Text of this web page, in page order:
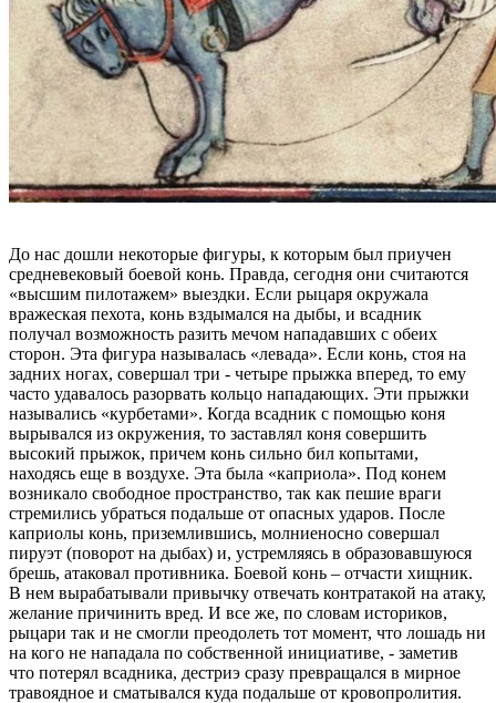
До нас дошли некоторые фигуры, к которым был приучен
средневековый боевой конь. Правда, сегодня они считаются
«высшим пилотажем» выездки. Если рыцаря окружала
вражеская пехота, конь вздымался на дыбы, и всадник
получал возможность разить мечом нападавших с обеих
сторон. Эта фигура называлась «левада». Если конь, стоя на
задних ногах, совершал три - четыре прыжка вперед, то ему
часто удавалось разорвать кольцо нападающих. Эти прыжки
назывались «курбетами». Когда всадник с помощью коня
вырывался из окружения, то заставлял коня совершить
высокий прыжок, причем конь сильно бил копытами,
находясь еще в воздухе. Эта была «каприола». Под конем
возникало свободное пространство, так как пешие враги
стремились убраться подальше от опасных ударов. После
каприолы конь, приземлившись, молниеносно совершал
пируэт (поворот на дыбах) и, устремляясь в образовавшуюся
брешь, атаковал противника. Боевой конь – отчасти хищник.
В нем вырабатывали привычку отвечать контратакой на атаку,
желание причинить вред. И все же, по словам историков,
рыцари так и не смогли преодолеть тот момент, что лошадь ни
на кого не нападала по собственной инициативе, - заметив
что потерял всадника, дестриэ сразу превращался в мирное
травоядное и сматывался куда подальше от кровопролития.